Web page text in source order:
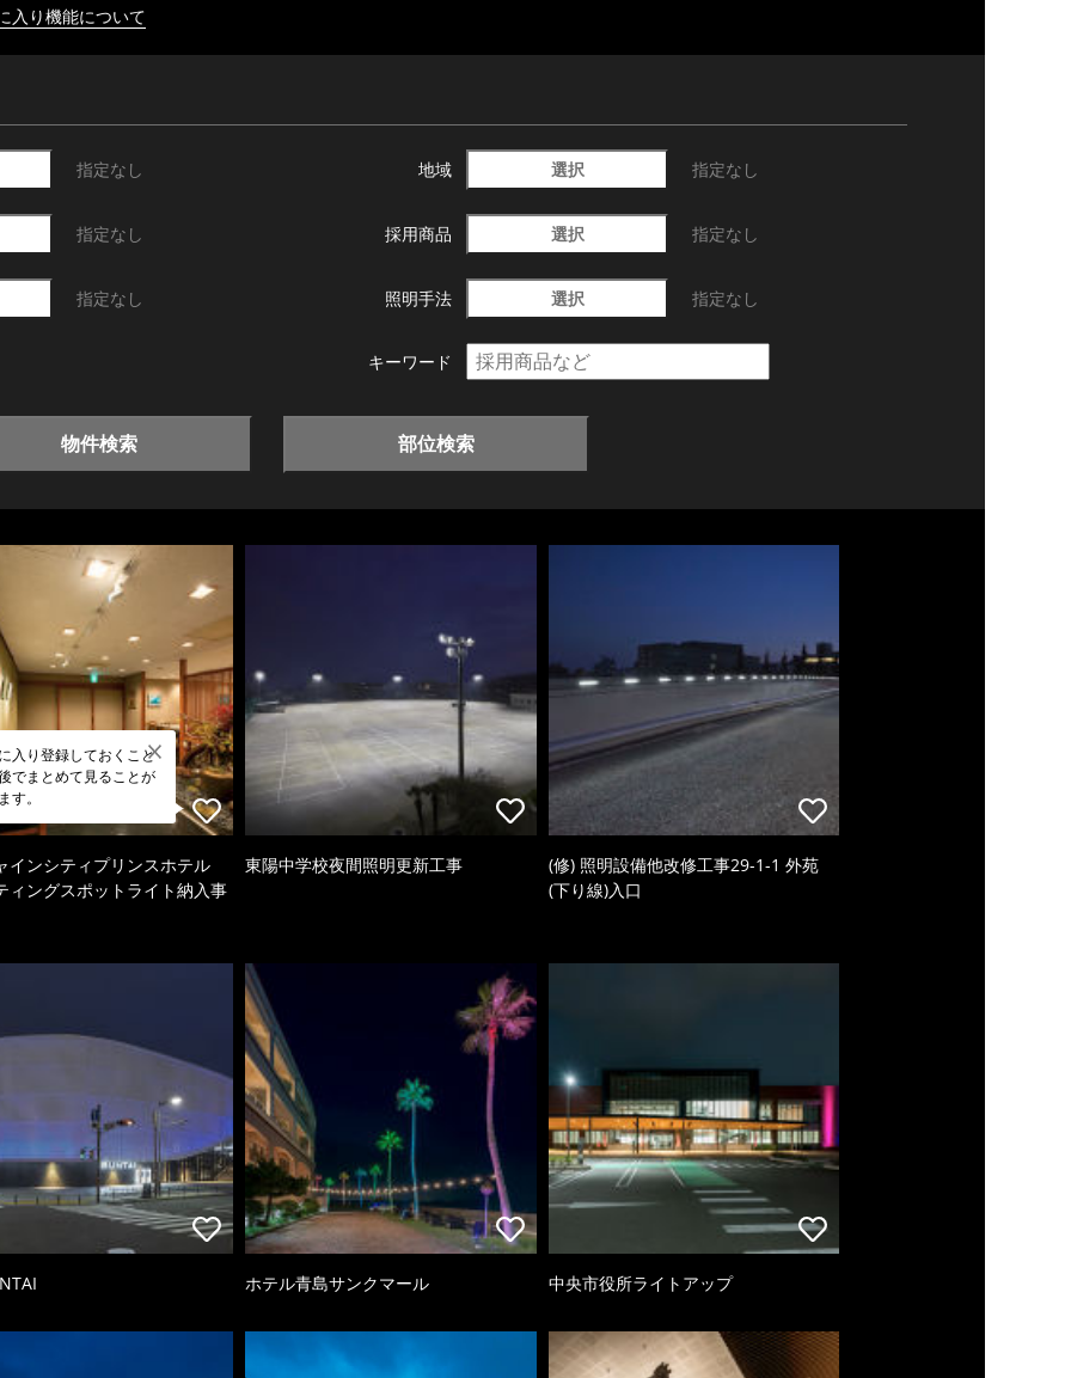
入り機能について
指定なし 地域 選択 指定なし
指定なし 採用商品 選択 指定なし
指定なし 照明手法 選択 指定なし
キーワード
物件検索 部位検索
入り登録しておくこと
でまとめて見ることが
す。
インシティプリンスホテル
ィングスポットライト納入事
東陽中学校夜間照明更新工事
(修) 照明設備他改修工事29-1-1 外苑
(下り線)入口
ホテル青島サンクマール 中央市役所ライトアップ